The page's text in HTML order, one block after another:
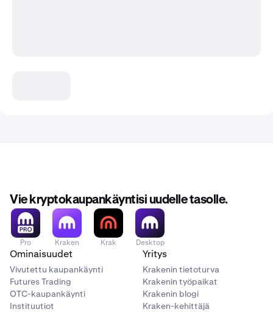
Vie kryptokaupankäyntisi uudelle tasolle.
Pro Kraken Krak Desktop
Ominaisuudet
Vivutettu kaupankäynti
Futures Trading
OTC-kaupankäynti
Instituutiot
Yritys
Krakenin tietoturva
Krakenin työpaikat
Krakenin blogi
Kraken-kehittäjä